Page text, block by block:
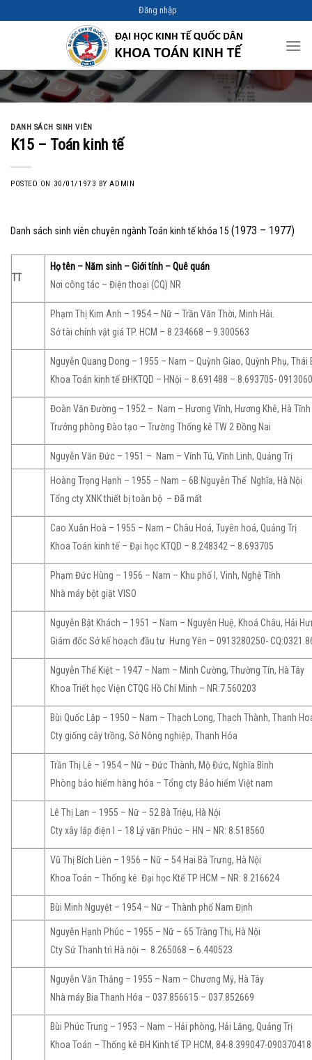
to
Đăng nhập
DANH SÁCH SINH VIÊN
K15 – Toán kinh tế
POSTED ON 30/01/1973 BYADMIN
Danh sách sinh viên chuyên ngành Toán kinh tế khóa 15 (1973 – 1977)
TT
Họ tên – Năm sinh – Giới tính – Quê quán
Nơi công tác – Điện thoại (CQ) NR
Phạm Thị Kim Anh – 1954 – Nữ – Trần Văn Thời, Minh Hải.
Sở tài chính vật giá TP. HCM – 8.234668 – 9.300563
Nguyễn Quang Dong – 1955 – Nam – Quỳnh Giao, Quỳnh Phụ, Thái
Khoa Toán kinh tế ĐHKTQD – HNội – 8.691488 – 8.693705-
Đoàn Văn Đường – 1952 – Nam – Hương Vĩnh, Hương Khê, Hà Tĩnh
Trưởng phòng Đào tạo – Trường Thống kê TW 2 Đồng Nai
Nguyễn Văn Đức – 1951 – Nam – Vĩnh Tú, Vĩnh Linh, Quảng Trị
Hoàng Trọng Hạnh – 1955 – Nam – 6B Nguyễn Thế Nghĩa, Hà Nội
Tổng cty XNK thiết bị toàn bộ – Đã mất
Cao Xuân Hoà – 1955 – Nam – Châu Hoá, Tuyên hoá, Quảng Trị
Khoa Toán kinh tế – Đại học KTQD – 8.248342 – 8.693705
Phạm Đức Hùng – 1956 – Nam – Khu phố I, Vinh, Nghệ Tĩnh
Nhà máy bột giặt VISO
Nguyễn Bật Khách – 1951 – Nam – Nguyễn Huệ, Khoá Châu, Hải
Giám đốc Sở kế hoạch đầu tư Hưng Yên – 0913280250-
Nguyễn Thế Kiệt – 1947 – Nam – Minh Cường, Thường Tín, Hà Tây
Khoa Triết học Viện CTQG Hồ Chí Minh – NR:7.560203
Bùi Quốc Lập – 1950 – Nam – Thạch Long, Thạch Thành, Thanh
Cty giống cây trồng, Sở Nông nghiệp, Thanh Hóa
Trần Thị Lê – 1954 – Nữ – Đức Thành, Mộ Đức, Nghĩa Bình
Phòng bảo hiểm hàng hóa – Tổng cty Bảo hiểm Việt nam
Lê Thị Lan – 1955 – Nữ – 52 Bà Triệu, Hà Nội
Cty xây lắp điện I – 18 Lý văn Phúc – HN – NR: 8.518560
Vũ Thị Bích Liên – 1956 – Nữ – 54 Hai Bà Trưng, Hà Nội
Khoa Toán – Thống kê Đại học Ktế TP HCM – NR: 8.216624
Bùi Minh Nguyệt – 1954 – Nữ – Thành phố Nam Định
Nguyễn Hạnh Phúc – 1955 – Nữ – 65 Tràng Thi, Hà Nội
Cty Sứ Thanh trì Hà nội – 8.265068 – 6.440523
Nguyễn Văn Thắng – 1955 – Nam – Chương Mỹ, Hà Tây
Nhà máy Bia Thanh Hóa – 037.856615 – 037.852669
Bùi Phúc Trung – 1953 – Nam – Hải phòng, Hải Lăng, Quảng Trị
Khoa Toán – Thống kê ĐH Kinh tế TP HCM, 84-8.399047-